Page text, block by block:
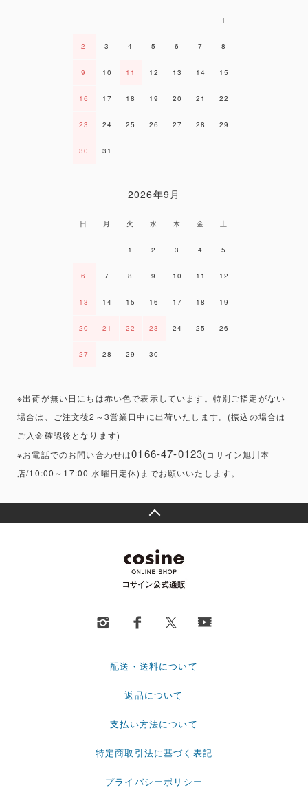
1
2 3 4 5 6 7 8
9 10 11 12 13 14 15
16 17 18 19 20 21 22
23 24 25 26 27 28 29
30 31
2026年9月
日 月 火 水 木 金 土
1 2 3 4 5
6 7 8 9 10 11 12
13 14 15 16 17 18 19
20 21 22 23 24 25 26
27 28 29 30
※出荷が無い日にちは赤い色で表示しています。特別ご指定がない
場合は、ご注文後2～3営業日中に出荷いたします。(振込の場合は
ご入金確認後となります)
※お電話でのお問い合わせは0166-47-0123(コサイン旭川本
店/10:00～17:00 水曜日定休)までお願いいたします。
配送・送料について
返品について
支払い方法について
特定商取引法に基づく表記
プライバシーポリシー